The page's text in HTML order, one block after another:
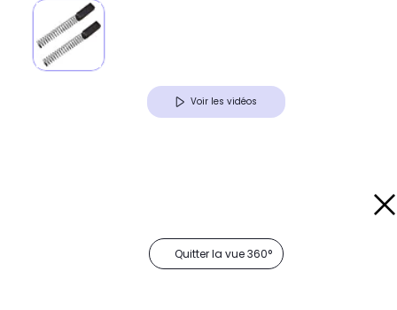
Voir les vidéos
Quitter la vue 360°